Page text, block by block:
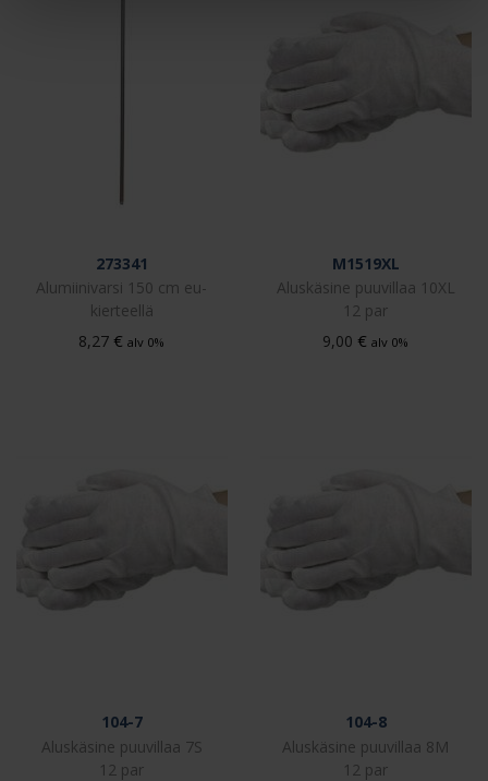
273341
Alumiinivarsi 150 cm eu-
kierteellä
8,27 € alv 0%
M1519XL
Aluskäsine puuvillaa 10XL
12 par
9,00 € alv 0%
104-7
Aluskäsine puuvillaa 7S
12 par
104-8
Aluskäsine puuvillaa 8M
12 par